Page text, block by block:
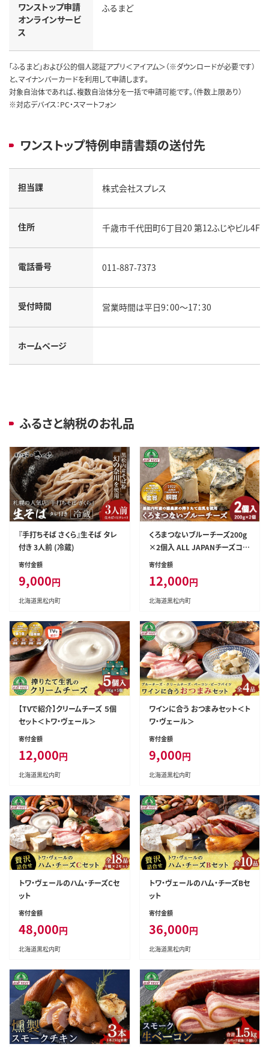
ワンストップ申請
オンラインサービ
ス
ふるまど
「ふるまど」および公的個人認証アプリ＜アイアム＞（※ダウンロードが必要です）
と、マイナンバーカードを利用して申請します。
対象自治体であれば、複数自治体分を一括で申請可能です。（件数上限あり）
※対応デバイス：PC・スマートフォン
ワンストップ特例申請書類の送付先
担当課 株式会社スプレス
住所 千歳市千代田町6丁目20 第12ふじやビル4F
電話番号 011-887-7373
受付時間 営業時間は平日9：00～17：30
ホームページ
ふるさと納税のお礼品
『手打ちそば さくら』生そば タレ
付き 3人前 (冷蔵)
寄付金額
9,000円
北海道黒松内町
くろまつないブルーチーズ200g
×2個入 ALL JAPANチーズコン
テスト金賞！黒松内町特産物手
寄付金額
12,000円
北海道黒松内町
【TVで紹介】クリームチーズ ５個
セット＜トワ・ヴェール＞
寄付金額
12,000円
北海道黒松内町
ワインに合う おつまみセット＜ト
ワ・ヴェール＞
寄付金額
9,000円
北海道黒松内町
トワ・ヴェールのハム・チーズCセ
ット
寄付金額
48,000円
北海道黒松内町
トワ・ヴェールのハム・チーズBセ
ット
寄付金額
36,000円
北海道黒松内町